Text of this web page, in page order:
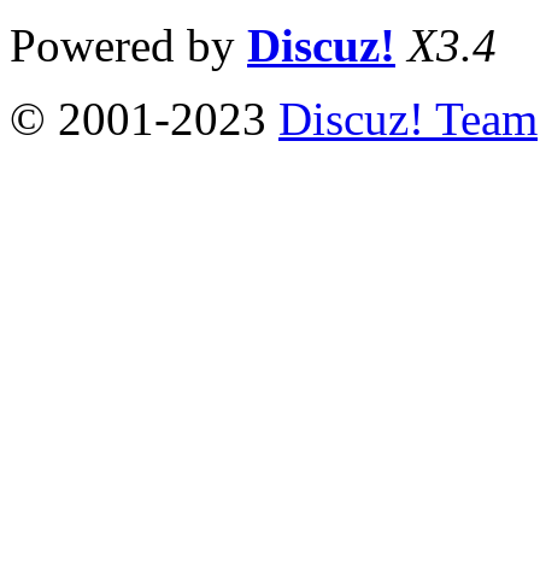
Powered by Discuz! X3.4
© 2001-2023 Discuz! Team